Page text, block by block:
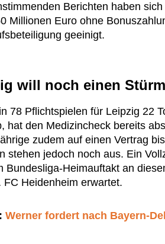
Berichten haben
Millionen Euro ohne
geeinigt.
will noch einen
78 Pflichtspielen für Leipzig 22
hat den Medizincheck bereits
zudem auf einen Vertrag
stehen jedoch noch aus. Ein
Bundesliga-Heimauftakt an
FC Heidenheim erwartet.
Werner fordert nach Bayern-